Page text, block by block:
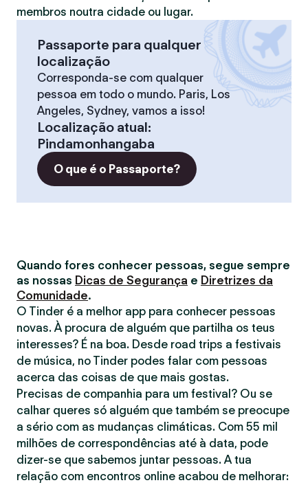
membros noutra cidade ou lugar.
Passaporte para qualquer
localização
Corresponda-se com qualquer
pessoa em todo o mundo. Paris, Los
Angeles, Sydney, vamos a isso!
Localização atual:
Pindamonhangaba
O que é o Passaporte?
Quando fores conhecer pessoas, segue sempre
as nossas Dicas de Segurança e Diretrizes da
Comunidade.
O Tinder é a melhor app para conhecer pessoas
novas. À procura de alguém que partilha os teus
interesses? É na boa. Desde road trips a festivais
de música, no Tinder podes falar com pessoas
acerca das coisas de que mais gostas.
Precisas de companhia para um festival? Ou se
calhar queres só alguém que também se preocupe
a sério com as mudanças climáticas. Com 55 mil
milhões de correspondências até à data, pode
dizer-se que sabemos juntar pessoas. A tua
relação com encontros online acabou de melhorar: